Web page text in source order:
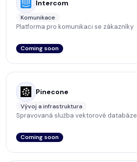
Intercom
Komunikace
Platforma pro komunikaci se zákazníky
Coming soon
Pinecone
Vývoj a infrastruktura
Spravovaná služba vektorové databáze
Coming soon